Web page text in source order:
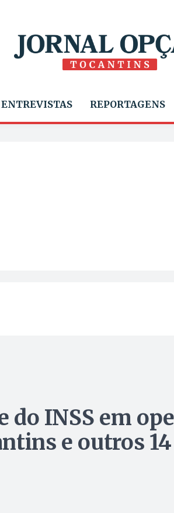
ENTREVISTAS REPORTAGENS
do INSS em
e outros 14